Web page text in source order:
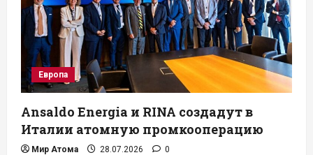
в
$250
млрд
в
год
Европа
Ansaldo Energia и RINA создадут в
Италии атомную промкооперацию
Мир Атома 28.07.2026 0